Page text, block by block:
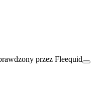
przez Fleequid